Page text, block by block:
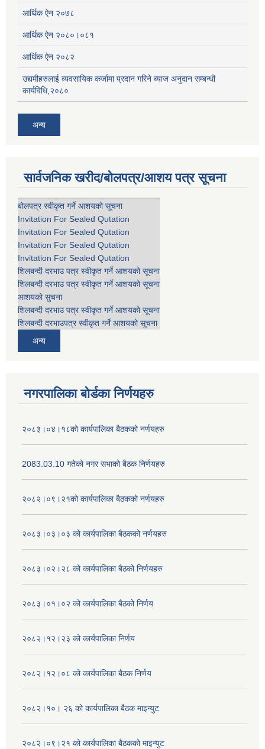
आर्थिक ऐन २०७८
आर्थिक ऐन २०८०।०८१
आर्थिक ऐन २०८२
उद्यमीहरुलाई व्यवसायिक कर्जामा प्रदान गरिने ब्याज अनुदान सम्बन्धी
कार्यविधि,२०८०
अन्य
सार्वजनिक खरीद/बोलपत्र/आशय पत्र सूचना
बोलपत्र स्वीकृत गर्ने आशयको सूचना
Invitation For Sealed Qutation
Invitation For Sealed Qutation
Invitation For Sealed Qutation
Invitation For Sealed Qutation
शिलबन्दी दरभाउ पत्र स्वीकृत गर्ने आशयको सूचना
शिलबन्दी दरभाउ पत्र स्वीकृत गर्ने आशयको सूचना
आशयको सुचना
शिलबन्दी दरभाउ पत्र स्वीकृत गर्ने आशयको सूचना
शिलबन्दी दरभाउपत्र स्वीकृत गर्ने आशयको सूचना
अन्य
नगरपालिका बोर्डका निर्णयहरु
२०८३।०४।१८को कार्यपालिका बैठकको नर्णयहरु
2083.03.10 गतेको नगर सभाको बैठक निर्णयहरु
२०८२।०९।२१को कार्यपालिका बैठकको नर्णयहरु
२०८३।०३।०३ को कार्यपालिका बैठकको नर्णयहरु
२०८३।०२।२८ को कार्यपालिका बैठको निर्णयहरु
२०८३।०१।०२ को कार्यपालिका बैठको निर्णय
२०८२।१२।२३ को कार्यपालिका निर्णय
२०८२।१२।०८ को कार्यपालिका बैठक निर्णय
२०८२।१०। २६ को कार्यपालिका बैठक माइन्युट
२०८२।०९।२१ को कार्यपालिका बैठकको माइन्युट